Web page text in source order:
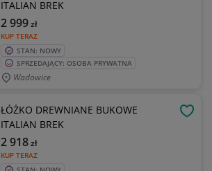
ITALIAN BREK
KUP TERAZ
2 999zł
STAN: NOWY
SPRZEDAJĄCY: OSOBA PRYWATNA
Wadowice
ŁÓŻKO DREWNIANE BUKOWE
ITALIAN BREK
KUP TERAZ
2 918zł